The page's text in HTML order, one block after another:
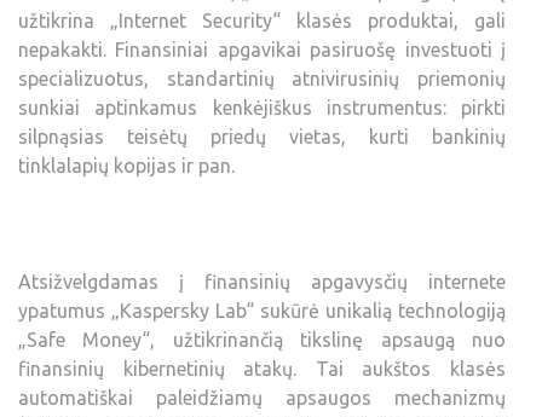
užtikrina „Internet Security“ klasės produktai, gali
nepakakti. Finansiniai apgavikai pasiruošę investuoti į
specializuotus, standartinių atnivirusinių priemonių
sunkiai aptinkamus kenkėjiškus instrumentus: pirkti
silpnąsias teisėtų priedų vietas, kurti bankinių
tinklalapių kopijas ir pan.
Atsižvelgdamas į finansinių apgavysčių internete
ypatumus „Kaspersky Lab“ sukūrė unikalią technologiją
„Safe Money“, užtikrinančią tikslinę apsaugą nuo
finansinių kibernetinių atakų. Tai aukštos klasės
automatiškai paleidžiamų apsaugos mechanizmų